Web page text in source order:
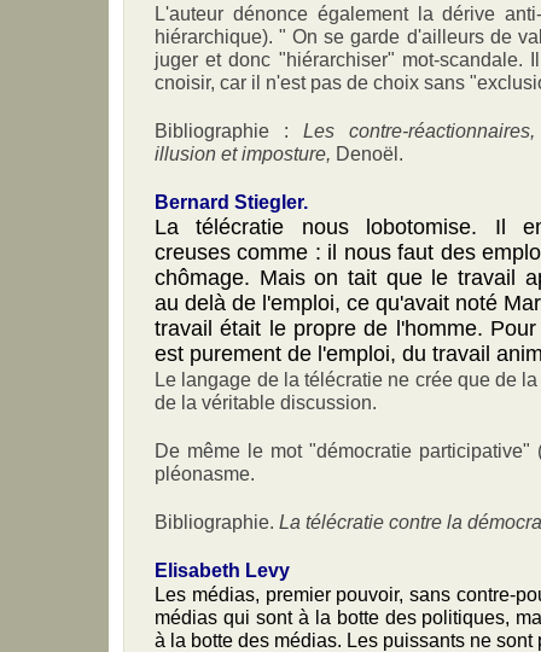
L'auteur dénonce également la dérive
hiérarchique). " On se garde d'ailleurs de
juger et donc "hiérarchiser" mot-scandale.
cnoisir, car il n'est pas de choix sans
Bibliographie : Les contre-
illusion et imposture, Denoël.
Bernard Stiegler.
La télécratie nous lobotomise. Il
creuses comme : il nous faut des
chômage. Mais on tait que le travail
au delà de l'emploi, ce qu'avait noté
travail était le propre de l'homme.
est purement de l'emploi, du travail
Le langage de la télécratie ne crée que de
de la véritable discussion.
De même le mot "démocratie
pléonasme.
Bibliographie. La télécratie contre la
Elisabeth Levy
Les médias, premier pouvoir, sans contre-
médias qui sont à la botte des politiques,
à la botte des médias. Les puissants ne sont